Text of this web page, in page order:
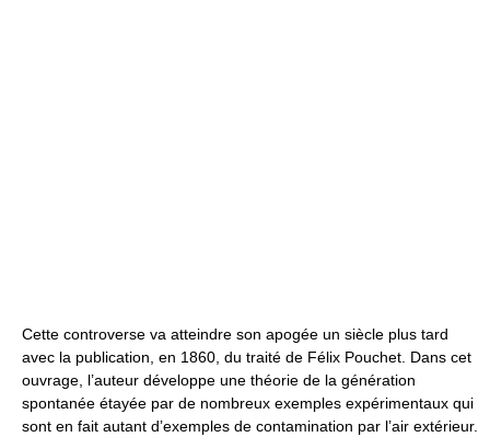
Cette controverse va atteindre son apogée un siècle plus tard
avec la publication, en 1860, du traité de Félix Pouchet. Dans cet
ouvrage, l’auteur développe une théorie de la génération
spontanée étayée par de nombreux exemples expérimentaux qui
sont en fait autant d’exemples de contamination par l’air extérieur.